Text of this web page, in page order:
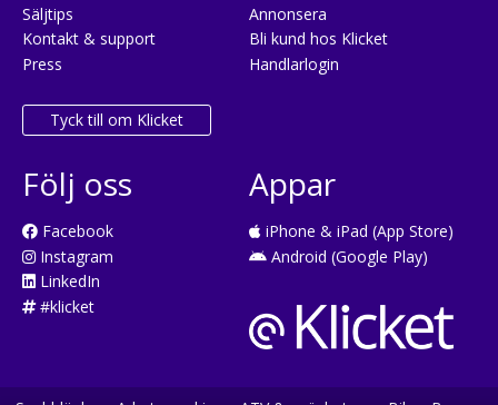
Säljtips
Kontakt & support
Press
Tyck till om Klicket
Annonsera
Bli kund hos Klicket
Handlarlogin
Följ oss
Facebook
Instagram
LinkedIn
#klicket
Appar
iPhone & iPad (App Store)
Android (Google Play)